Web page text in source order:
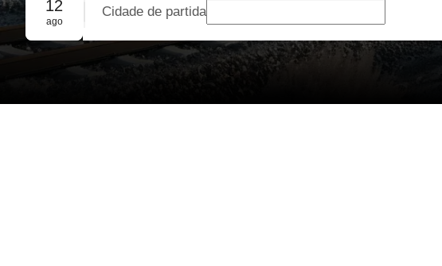
Reserva em grupo
12
ago
Cidade de partida